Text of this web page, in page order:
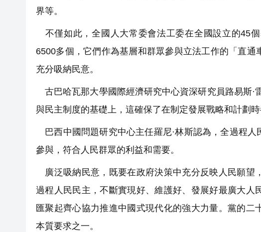
界等。
不僅如此，全國人大常委會法工委在全國設立的45
6500多個，它們作為基層和群眾參與立法工作的「直
充分吸納民意。
古巴哈瓦那大學國際經濟研究中心資深研究員路易斯·
與民主制度的基礎上，這確保了在制定發展戰略和計劃時
巴西中國問題研究中心主任羅尼·林斯認為，全過程
參與，符合人民群眾的利益和需要。
廣泛吸納民意，既要在政府決策中充分反映人民願望
過程人民民主，不斷實現好、維護好、發展好最廣大人
匯聚起齊心協力推進中國式現代化的強大力量。黨的
本質要求之一。